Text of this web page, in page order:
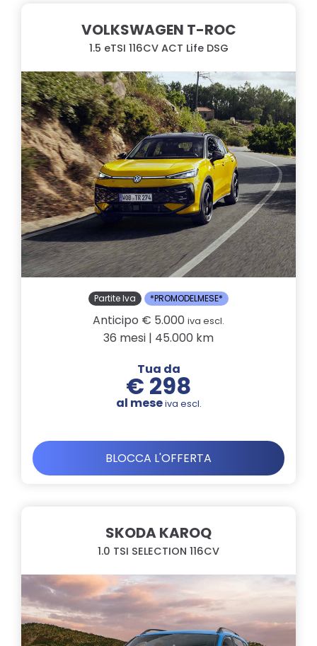
VOLKSWAGEN T-ROC
1.5 eTSI 116CV ACT Life DSG
Partite Iva *PROMODELMESE*
Anticipo € 5.000 iva escl.
36 mesi | 45.000 km
Tua da
€ 298
al meseiva escl.
BLOCCA L'OFFERTA
SKODA KAROQ
1.0 TSI SELECTION 116CV